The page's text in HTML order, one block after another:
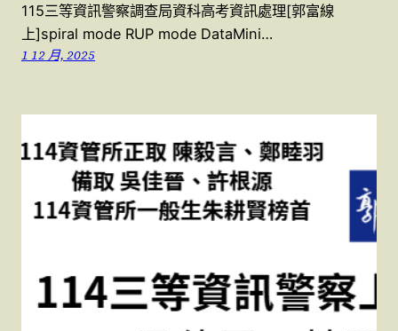
115三等資訊警察調查局資科高考資訊處理[郭富線
上]spiral mode RUP mode DataMini…
1 12 月, 2025